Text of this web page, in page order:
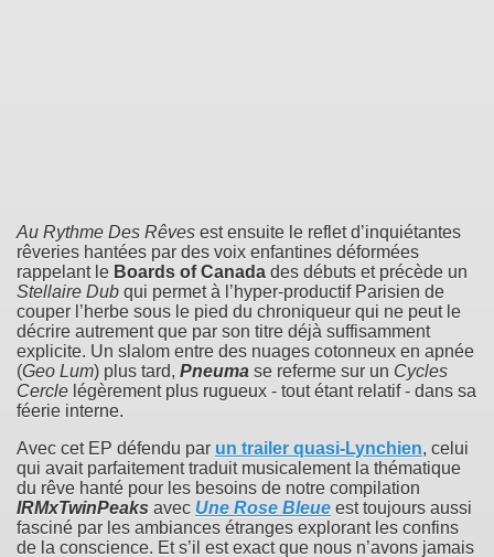
Au Rythme Des Rêves est ensuite le reflet d’inquiétantes
rêveries hantées par des voix enfantines déformées
rappelant le Boards of Canada des débuts et précède un
Stellaire Dub qui permet à l’hyper-productif Parisien de
couper l’herbe sous le pied du chroniqueur qui ne peut le
décrire autrement que par son titre déjà suffisamment
explicite. Un slalom entre des nuages cotonneux en apnée
(Geo Lum) plus tard, Pneuma se referme sur un Cycles
Cercle légèrement plus rugueux - tout étant relatif - dans sa
féerie interne.
Avec cet EP défendu par un trailer quasi-Lynchien, celui
qui avait parfaitement traduit musicalement la thématique
du rêve hanté pour les besoins de notre compilation
IRMxTwinPeaks avec Une Rose Bleue est toujours aussi
fasciné par les ambiances étranges explorant les confins
de la conscience. Et s’il est exact que nous n’avons jamais